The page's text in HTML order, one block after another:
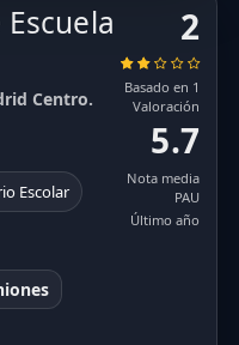
Centro.
Escolar
2
Basado en 1
Valoración
5.7
Nota media
PAU
Último año